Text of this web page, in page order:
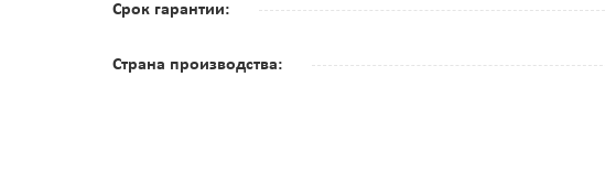
Срок гарантии:
Страна производства: